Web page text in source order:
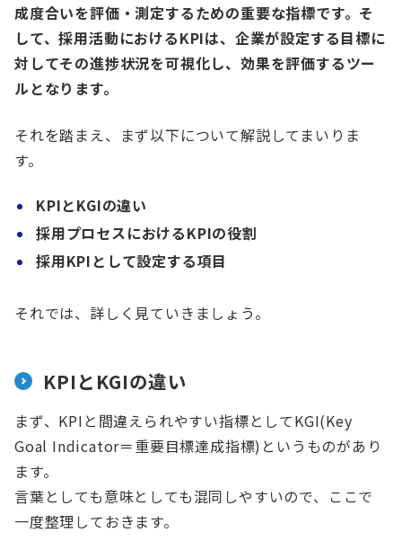
成度合いを評価・測定するための重要な指標です。そ
して、採用活動におけるKPIは、企業が設定する目標に
対してその進捗状況を可視化し、効果を評価するツー
ルとなります。
それを踏まえ、まず以下について解説してまいりま
す。
KPIとKGIの違い
採用プロセスにおけるKPIの役割
採用KPIとして設定する項目
それでは、詳しく見ていきましょう。
KPIとKGIの違い
まず、KPIと間違えられやすい指標としてKGI(Key
Goal Indicator＝重要目標達成指標)というものがあり
ます。
言葉としても意味としても混同しやすいので、ここで
一度整理しておきます。